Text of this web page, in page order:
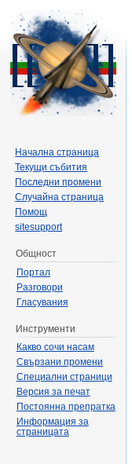
Начална страница
Текущи събития
Последни промени
Случайна страница
Помощ
sitesupport
Общност
Портал
Разговори
Гласувания
Инструменти
Какво сочи насам
Свързани промени
Специални страници
Версия за печат
Постоянна препратка
Информация за
страницата